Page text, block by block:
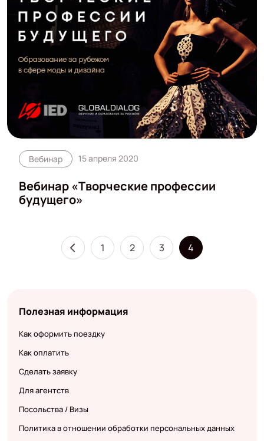
Вебинар 15 апреля 2020
Вебинар «Творческие профессии
будущего»
1 2 3 4
Полезная информация
Как оформить поездку
Как оплатить
Сделать заявку
Для агентств
Посольства / Визы
Политика в отношении обработки персональных данных